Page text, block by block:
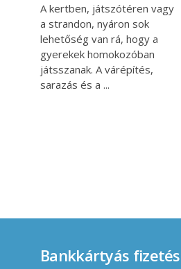
A kertben, játszótéren vagy
a strandon, nyáron sok
lehetőség van rá, hogy a
gyerekek homokozóban
játsszanak. A várépítés,
sarazás és a
Bankkártyás fizetés